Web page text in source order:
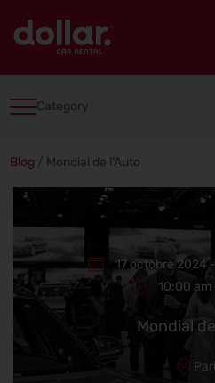
Category
Blog / Mondial de l’Auto
17 octobre 2024
10:00
Mondial